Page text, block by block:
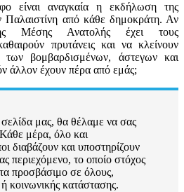
είναι αναγκαία η εκδήλωση της
Παλαιστίνη από κάθε δημοκράτη. Αν
Μέσης Ανατολής έχει τους
πρυτάνεις και να κλείνουν
των βομβαρδισμένων, άστεγων και
άλλον έχουν πέρα από εμάς;
μας, θα θέλαμε να σας
μέρα, όλο και
διαβάζουν και υποστηρίζουν
περιεχόμενο, το οποίο στόχος
προσβάσιμο σε όλους,
κοινωνικής κατάστασης.